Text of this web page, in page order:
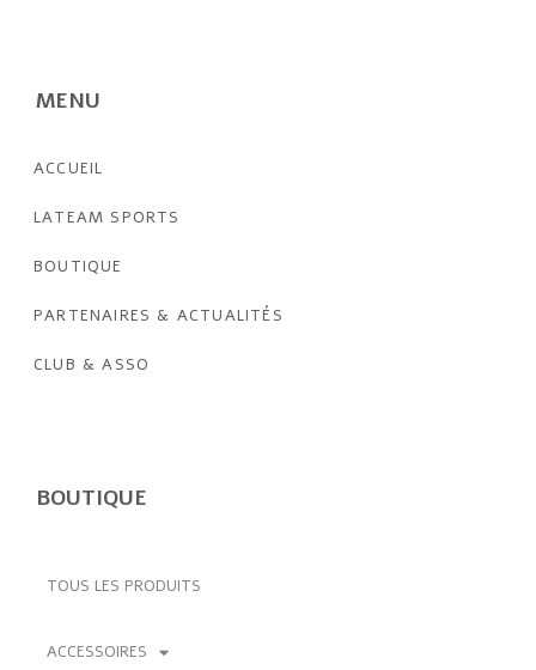
MENU
ACCUEIL
LATEAM SPORTS
BOUTIQUE
PARTENAIRES & ACTUALITÉS
CLUB & ASSO
BOUTIQUE
TOUS LES PRODUITS
ACCESSOIRES